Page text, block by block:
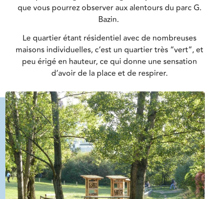
que vous pourrez observer aux alentours du parc G.
Bazin.
Le quartier étant résidentiel avec de nombreuses
maisons individuelles, c’est un quartier très “vert”, et
peu érigé en hauteur, ce qui donne une sensation
d’avoir de la place et de respirer.